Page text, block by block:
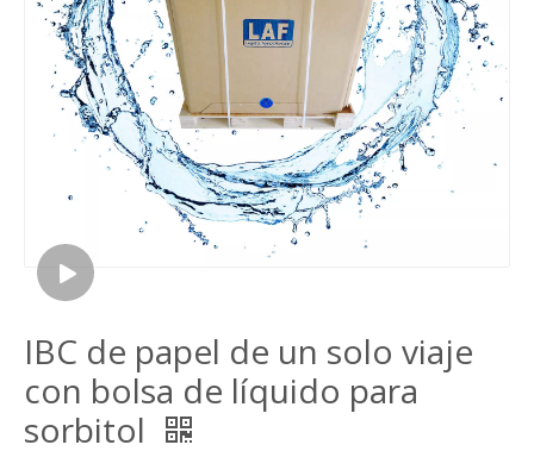
IBC de papel de un solo viaje
con bolsa de líquido para
sorbitol